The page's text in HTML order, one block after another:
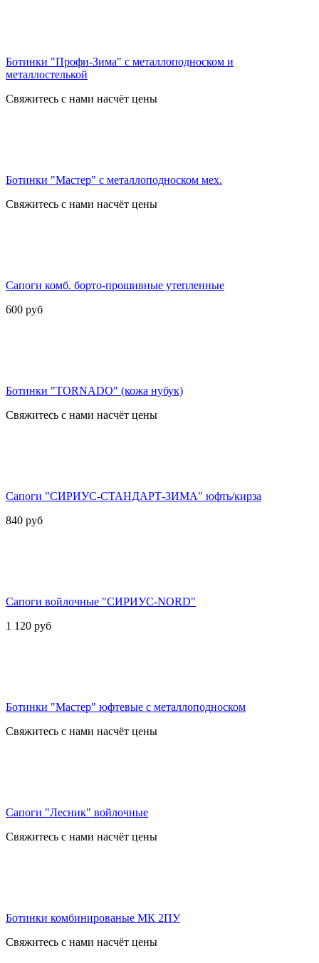
Ботинки "Профи-Зима" с металлоподноском и
металлостелькой
Свяжитесь с нами насчёт цены
Ботинки "Мастер" с металлоподноском мех.
Свяжитесь с нами насчёт цены
Сапоги комб. борто-прошивные утепленные
600 руб
Ботинки "TORNADO" (кожа нубук)
Свяжитесь с нами насчёт цены
Сапоги "СИРИУС-СТАНДАРТ-ЗИМА" юфть/кирза
840 руб
Сапоги войлочные "СИРИУС-NORD"
1 120 руб
Ботинки "Мастер" юфтевые с металлоподноском
Свяжитесь с нами насчёт цены
Сапоги "Лесник" войлочные
Свяжитесь с нами насчёт цены
Ботинки комбинированые МК 2ПУ
Свяжитесь с нами насчёт цены